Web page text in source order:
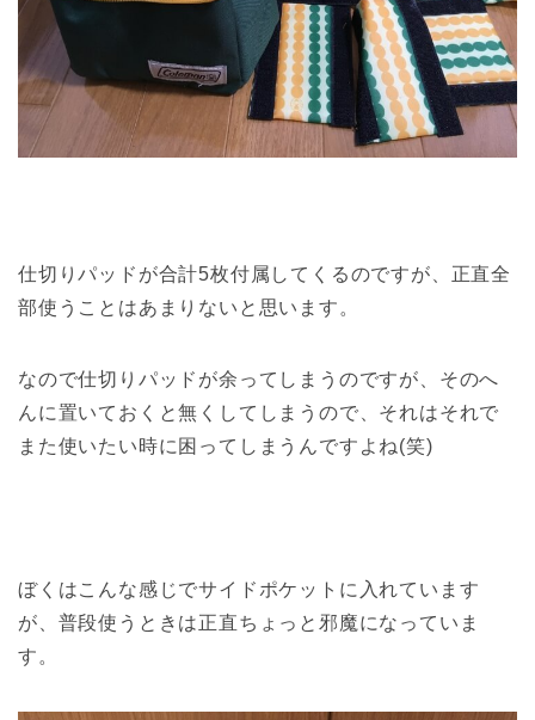
仕切りパッドが合計5枚付属してくるのですが、正直全
部使うことはあまりないと思います。
なので仕切りパッドが余ってしまうのですが、そのへ
んに置いておくと無くしてしまうので、それはそれで
また使いたい時に困ってしまうんですよね(笑)
ぼくはこんな感じでサイドポケットに入れています
が、普段使うときは正直ちょっと邪魔になっていま
す。